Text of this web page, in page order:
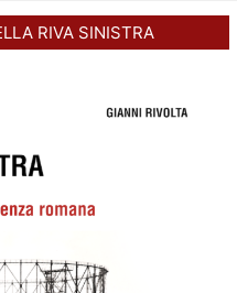
RIVA SINISTRA